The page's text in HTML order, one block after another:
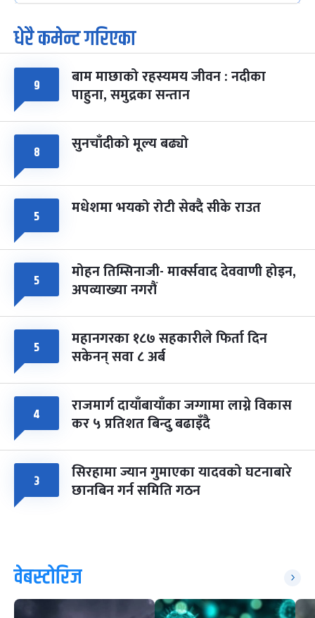
७
आइत
पूर्णिमा व्रत
चैत्र ७, २०८३-Mar 21, 2027
८
सोम
फागुपूर्णिमा
चैत्र ८, २०८३-Mar 22, 2027
७ महिना बाँकी
धेरै कमेन्ट गरिएका
९ बाम माछाको रहस्यमय जीवन : नदीका
पाहुना, समुद्रका सन्तान
८ सुनचाँदीको मूल्य बढ्यो
५ मधेशमा भयको रोटी सेक्दै सीके राउत
५ मोहन तिम्सिनाजी- मार्क्सवाद देववाणी होइन,
अपव्याख्या नगरौं
५ महानगरका १८७ सहकारीले फिर्ता दिन
सकेनन् सवा ८ अर्ब
४ राजमार्ग दायाँबायाँका जग्गामा लाग्ने विकास
कर ५ प्रतिशत बिन्दु बढाइँदै
३ सिरहामा ज्यान गुमाएका यादवको घटनाबारे
छानबिन गर्न समिति गठन
वेबस्टोरिज